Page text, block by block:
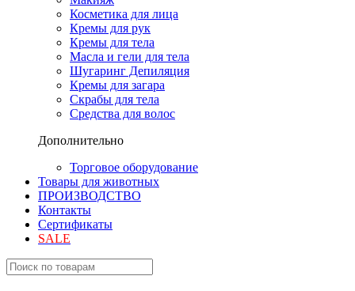
Косметика для лица
Кремы для рук
Кремы для тела
Масла и гели для тела
Шугаринг Депиляция
Кремы для загара
Скрабы для тела
Средства для волос
Дополнительно
Торговое оборудование
Товары для животных
ПРОИЗВОДСТВО
Контакты
Сертификаты
SALE